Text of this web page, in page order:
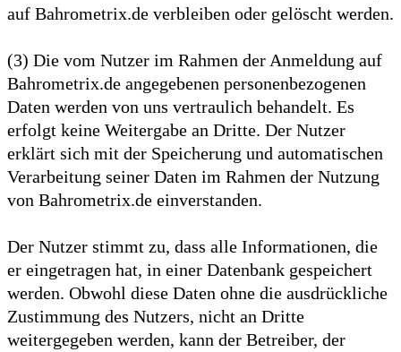
auf Bahrometrix.de verbleiben oder gelöscht werden.
(3) Die vom Nutzer im Rahmen der Anmeldung auf
Bahrometrix.de angegebenen personenbezogenen
Daten werden von uns vertraulich behandelt. Es
erfolgt keine Weitergabe an Dritte. Der Nutzer
erklärt sich mit der Speicherung und automatischen
Verarbeitung seiner Daten im Rahmen der Nutzung
von Bahrometrix.de einverstanden.
Der Nutzer stimmt zu, dass alle Informationen, die
er eingetragen hat, in einer Datenbank gespeichert
werden. Obwohl diese Daten ohne die ausdrückliche
Zustimmung des Nutzers, nicht an Dritte
weitergegeben werden, kann der Betreiber, der